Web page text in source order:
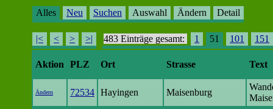
Alles Neu Suchen Auswahl Ändern Detail
|< < > >| 483 Einträge gesamt: 1 51 101 151
Aktion PLZ Ort Strasse Text
Ändern 72534 Hayingen Maisenburg